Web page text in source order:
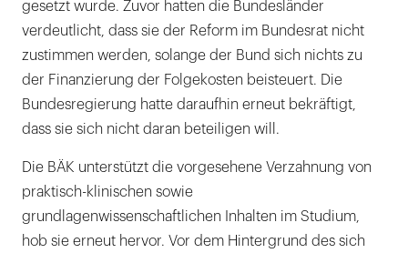
gesetzt wurde. Zuvor hatten die Bundesländer
verdeutlicht, dass sie der Reform im Bundesrat nicht
zustimmen werden, solange der Bund sich nichts zu
der Finanzierung der Folgekosten beisteuert. Die
Bundesregierung hatte daraufhin erneut bekräftigt,
dass sie sich nicht daran beteiligen will.
Die BÄK unterstützt die vorgesehene Verzahnung von
praktisch-klinischen sowie
grundlagenwissenschaftlichen Inhalten im Studium,
hob sie erneut hervor. Vor dem Hintergrund des sich